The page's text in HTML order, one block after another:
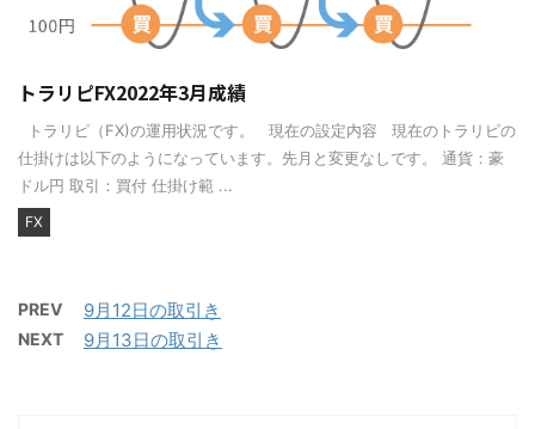
トラリピFX2022年3月成績
トラリピ（FX)の運用状況です。 現在の設定内容 現在のトラリピの
仕掛けは以下のようになっています。先月と変更なしです。 通貨：豪
ドル円 取引：買付 仕掛け範 ...
FX
PREV 9月12日の取引き
NEXT 9月13日の取引き